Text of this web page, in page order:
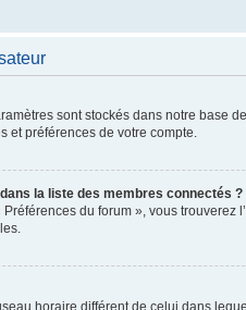
sont stockés dans notre base
et préférences de votre compte.
la liste des membres connectés ?
du forum », vous trouverez
horaire différent de celui dans